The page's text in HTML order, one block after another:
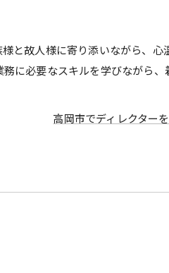
と故人様に寄り添いながら、心
に必要なスキルを学びながら、
高岡市でディレクター